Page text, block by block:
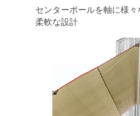
センターポールを軸に様
柔軟な設計